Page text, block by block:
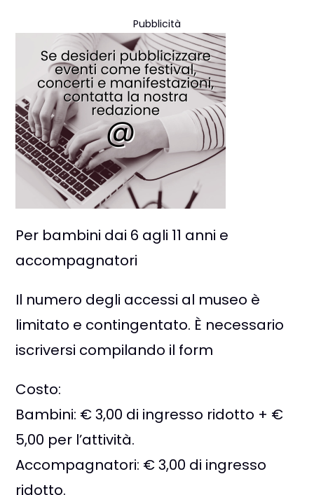
Pubblicità
Per bambini dai 6 agli 11 anni e
accompagnatori
Il numero degli accessi al museo è
limitato e contingentato. È necessario
iscriversi compilando il form
Costo:
Bambini: € 3,00 di ingresso ridotto + €
5,00 per l’attività.
Accompagnatori: € 3,00 di ingresso
ridotto.